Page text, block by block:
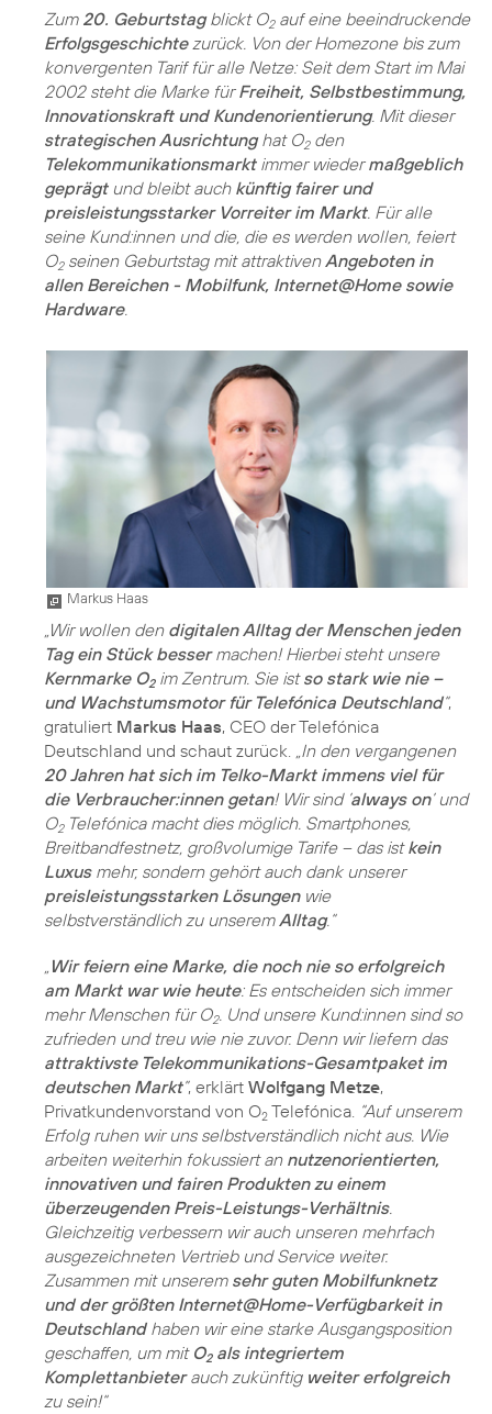
Zum 20. Geburtstagblickt O2auf eine beeindruckende
Erfolgsgeschichtezurück. Von der Homezone bis zum
konvergenten Tarif für alle Netze: Seit dem Start im Mai
2002 steht die Marke fürFreiheit, Selbstbestimmung,
Innovationskraft und Kundenorientierung. Mit dieser
strategischen Ausrichtunghat O2den
Telekommunikationsmarktimmer wiedermaßgeblich
geprägtund bleibt auch künftig fairer und
preisleistungsstarker Vorreiter im Markt. Für alle
seine Kund:innen und die, die es werden wollen, feiert
O2seinen Geburtstag mit attraktivenAngeboten in
allen Bereichen - Mobilfunk, Internet@Home sowie
Hardware.
Markus Haas
„Wir wollen den digitalen Alltag der Menschen jeden
Tag ein Stück bessermachen! Hierbei steht unsere
Kernmarke O2im Zentrum. Sie istso stark wie nie –
und Wachstumsmotor für Telefónica Deutschland“,
gratuliert Markus Haas, CEO der Telefónica
Deutschland und schaut zurück. „In den vergangenen
20 Jahren hat sich im Telko-Markt immens viel für
die Verbraucher:innen getan! Wir sind ’ always on’ und
O2Telefónica macht dies möglich. Smartphones,
Breitbandfestnetz, großvolumige Tarife – das istkein
Luxusmehr, sondern gehört auch dank unserer
preisleistungsstarken Lösungenwie
selbstverständlich zu unseremAlltag.“
„Wir feiern eine Marke, die noch nie so erfolgreich
am Markt war wie heute: Es entscheiden sich immer
mehr Menschen für O2. Und unsere Kund:innen sind so
zufrieden und treu wie nie zuvor. Denn wir liefern das
attraktivste Telekommunikations-Gesamtpaket im
deutschen Markt”, erklärt Wolfgang Metze,
Privatkundenvorstand von O2 Telefónica. “Auf unserem
Erfolg ruhen wir uns selbstverständlich nicht aus. Wie
arbeiten weiterhin fokussiert an nutzenorientierten,
innovativen und fairen Produkten zu einem
überzeugenden Preis-Leistungs-Verhältnis.
Gleichzeitig verbessern wir auch unseren mehrfach
ausgezeichneten Vertrieb und Service weiter.
Zusammen mit unserem sehr guten Mobilfunknetz
und der größten Internet@Home-Verfügbarkeit in
Deutschlandhaben wir eine starke Ausgangsposition
geschaffen, um mit O2als integriertem
Komplettanbieterauch zukünftig weiter erfolgreich
zu sein!“